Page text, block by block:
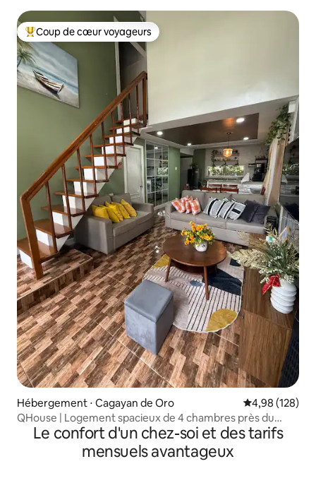
Coups de cœur voyageurs les plus appréciés
Coup de cœur voyageurs
Hébergement ⋅ Cagayan de Oro Évaluation
4,98 (128)
QHouse | Logement spacieux de 4 chambres près du
centre-ville de CDO
Le confort d'un chez-soi et des tarifs
mensuels avantageux